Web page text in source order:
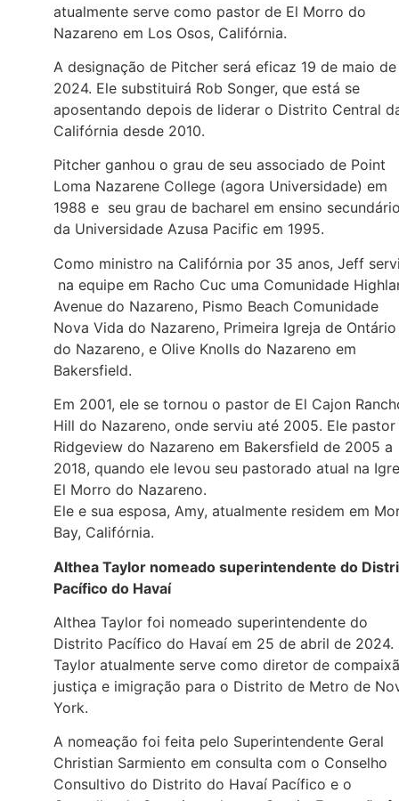
atualmente serve como pastor de El Morro do
Nazareno em Los Osos, Califórnia.
A designação de Pitcher será eficaz 19 de maio de
2024. Ele substituirá Rob Songer, que está se
aposentando depois de liderar o Distrito Central
Califórnia desde 2010.
Pitcher ganhou o grau de seu associado de Point
Loma Nazarene College (agora Universidade) em
1988 e seu grau de bacharel em ensino
da Universidade Azusa Pacific em 1995.
Como ministro na Califórnia por 35 anos, Jeff
na equipe em Racho Cuc uma Comunidade
Avenue do Nazareno, Pismo Beach Comunidade
Nova Vida do Nazareno, Primeira Igreja de Ontário
do Nazareno, e Olive Knolls do Nazareno em
Bakersfield.
Em 2001, ele se tornou o pastor de El Cajon
Hill do Nazareno, onde serviu até 2005. Ele pastor
Ridgeview do Nazareno em Bakersfield de 2005 a
2018, quando ele levou seu pastorado atual na
El Morro do Nazareno.
Ele e sua esposa, Amy, atualmente residem em
Bay, Califórnia.
Althea Taylor nomeado superintendente do
Pacífico do Havaí
Althea Taylor foi nomeado superintendente do
Distrito Pacífico do Havaí em 25 de abril de 2024.
Taylor atualmente serve como diretor de
justiça e imigração para o Distrito de Metro de
York.
A nomeação foi feita pelo Superintendente Geral
Christian Sarmiento em consulta com o Conselho
Consultivo do Distrito do Havaí Pacífico e o